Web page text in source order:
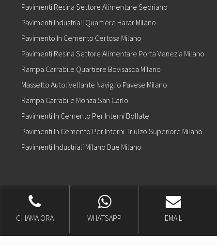
Pavimenti Resina Settore Alimentare Sedriano
Pavimenti Industriali Quartiere Harar Milano
Pavimento In Cemento Certosa Milano
Pavimenti Resina Settore Alimentare Porta Venezia Milano
Rampa Carrabile Quartiere Bovisasca Milano
Massetto Autolivellante Naviglio Pavese Milano
Rampa Carrabile Monza San Carlo
Pavimenti In Cemento Per Interni Bollate
Pavimenti In Cemento Per Interni Triulzo Superiore Milano
Pavimenti Industriali Milano Due Milano
Copyright © 2026 | Realizzazione Siti Web
Solution Group
Communication
CHIAMA ORA WHATSAPP EMAIL